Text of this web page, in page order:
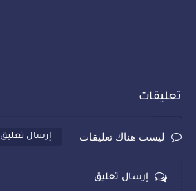
تعليقات
ليست هناك تعليقات إرسال تعليق
إرسال تعليق